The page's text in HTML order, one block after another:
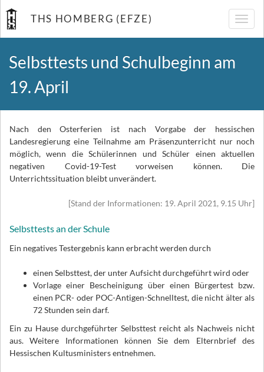
THS HOMBERG (EFZE)
Selbsttests und Schulbeginn am
19. April
Nach den Osterferien ist nach Vorgabe der hessischen
Landesregierung eine Teilnahme am Präsenzunterricht nur noch
möglich, wenn die Schülerinnen und Schüler einen aktuellen
negativen Covid-19-Test vorweisen können. Die
Unterrichtssituation bleibt unverändert.
[Stand der Informationen: 19. April 2021, 9.15 Uhr]
Selbsttests an der Schule
Ein negatives Testergebnis kann erbracht werden durch
einen Selbsttest, der unter Aufsicht durchgeführt wird oder
Vorlage einer Bescheinigung über einen Bürgertest bzw.
einen PCR- oder POC-Antigen-Schnelltest, die nicht älter als
72 Stunden sein darf.
Ein zu Hause durchgeführter Selbsttest reicht als Nachweis nicht
aus. Weitere Informationen können Sie dem Elternbrief des
Hessischen Kultusministers entnehmen.